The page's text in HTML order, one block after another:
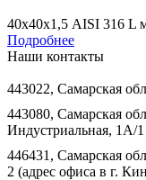
40х40х1,5 AISI 316 L
Подробнее
Наши контакты
443022, Самарская
443080, Самарская
Индустриальная, 1А/1
446431, Самарская
2 (адрес офиса в г.